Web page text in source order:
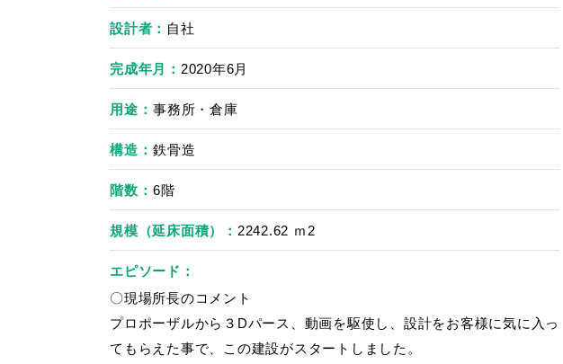
設計者 自社
完成年月 2020年6月
用途 事務所・倉庫
構造 鉄骨造
階数 6階
規模（延床面積） 2242.62 ｍ2
エピソード
〇現場所長のコメント
プロポーザルから３Dパース、動画を駆使し、設計をお客様に気に入っ
てもらえた事で、この建設がスタートしました。